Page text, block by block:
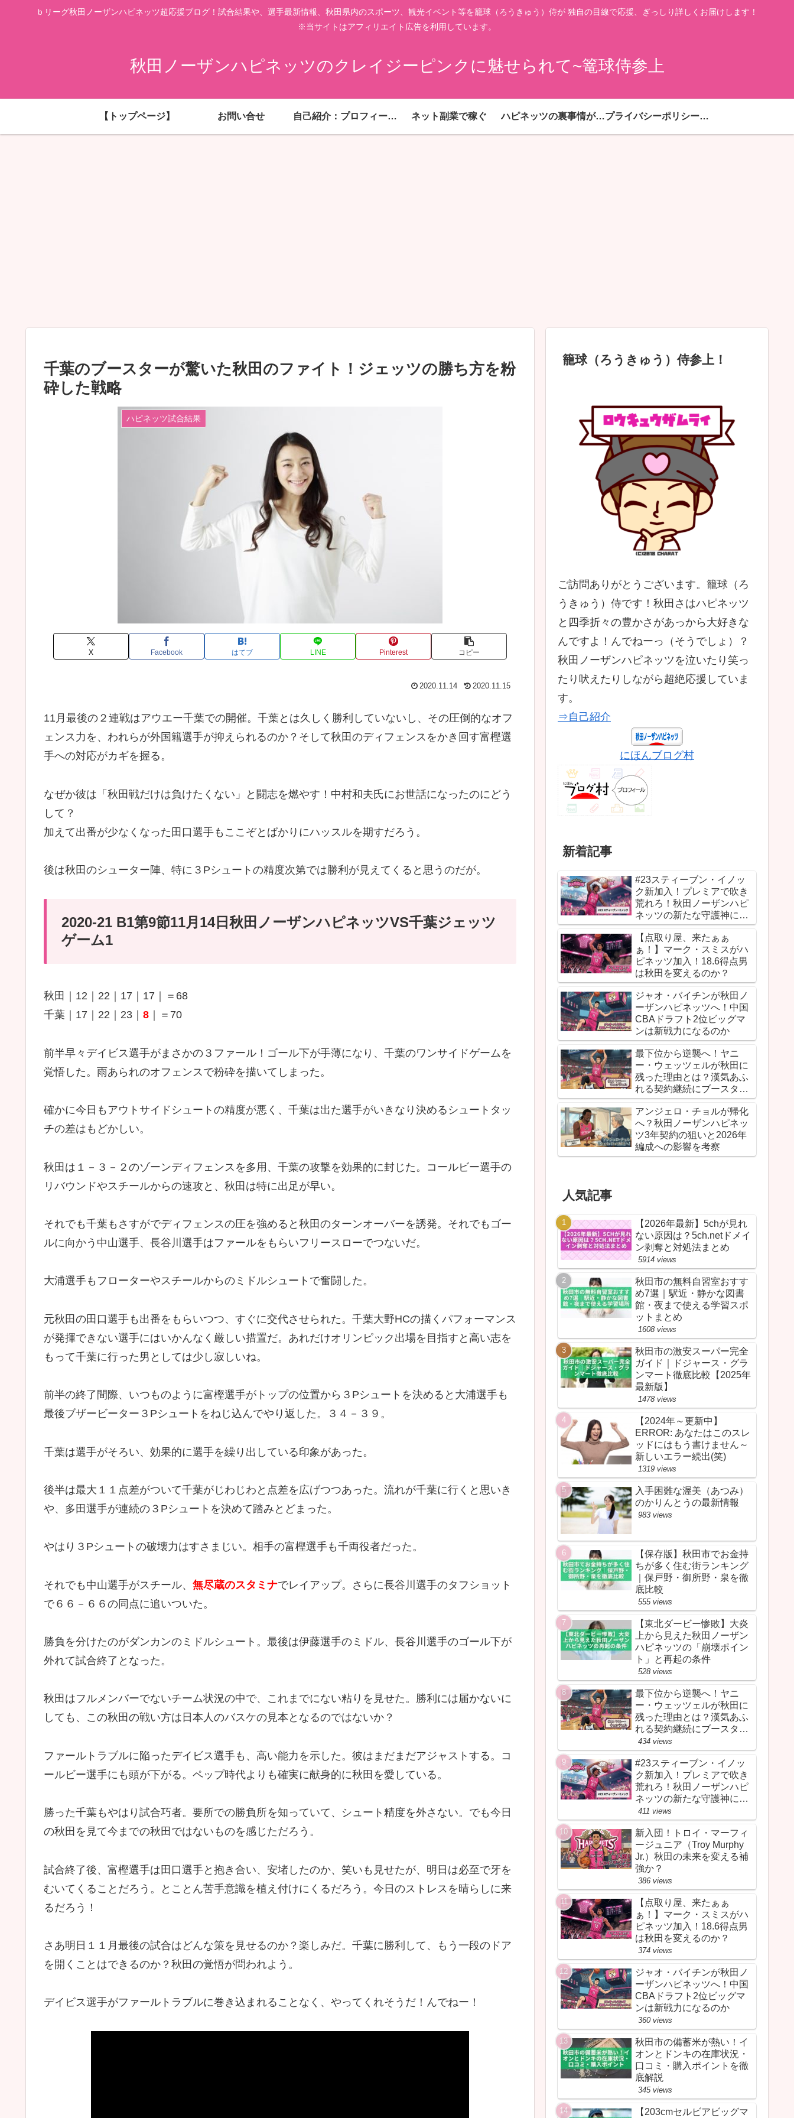
ｂリーグ秋田ノーザンハピネッツ超応援ブログ！試合結果や、選手最新情報、秋田県内のスポーツ、観光イベント等を籠球（ろうきゅう）侍が 独自の目線で応援、ぎっしり詳しくお届けします！
※当サイトはアフィリエイト広告を利用しています。
秋田ノーザンハピネッツのクレイジーピンクに魅せられて~篭球侍参上
【トップページ】 お問い合せ 自己紹介：プロフィール！ ネット副業で稼ぐ ハピネッツの裏事情が満載 プライバシーポリシー・免責事項
千葉のブースターが驚いた秋田のファイト！ジェッツの勝ち方を粉
砕した戦略
ハピネッツ試合結果
X Facebook はてブ LINE Pinterest コピー
2020.11.14 2020.11.15
11月最後の２連戦はアウエー千葉での開催。千葉とは久しく勝利していないし、その圧倒的なオフ
ェンス力を、われらが外国籍選手が抑えられるのか？そして秋田のディフェンスをかき回す富樫選
手への対応がカギを握る。
なぜか彼は「秋田戦だけは負けたくない」と闘志を燃やす！中村和夫氏にお世話になったのにどう
して？
加えて出番が少なくなった田口選手もここぞとばかりにハッスルを期すだろう。
後は秋田のシューター陣、特に３Pシュートの精度次第では勝利が見えてくると思うのだが。
2020-21 B1第9節11月14日秋田ノーザンハピネッツVS千葉ジェッツ
ゲーム1
秋田｜12｜22｜17｜17｜＝68
千葉｜17｜22｜23｜ 8 ｜＝70
前半早々デイビス選手がまさかの３ファール！ゴール下が手薄になり、千葉のワンサイドゲームを
覚悟した。雨あられのオフェンスで粉砕を描いてしまった。
確かに今日もアウトサイドシュートの精度が悪く、千葉は出た選手がいきなり決めるシュートタッ
チの差はもどかしい。
秋田は１－３－２のゾーンディフェンスを多用、千葉の攻撃を効果的に封じた。コールビー選手の
リバウンドやスチールからの速攻と、秋田は特に出足が早い。
それでも千葉もさすがでディフェンスの圧を強めると秋田のターンオーバーを誘発。それでもゴー
ルに向かう中山選手、長谷川選手はファールをもらいフリースローでつないだ。
大浦選手もフローターやスチールからのミドルシュートで奮闘した。
元秋田の田口選手も出番をもらいつつ、すぐに交代させられた。千葉大野HCの描くパフォーマンス
が発揮できない選手にはいかんなく厳しい措置だ。あれだけオリンピック出場を目指すと高い志を
もって千葉に行った男としては少し寂しいね。
前半の終了間際、いつものように富樫選手がトップの位置から３Pシュートを決めると大浦選手も
最後ブザービーター３Pシュートをねじ込んでやり返した。３４－３９。
千葉は選手がそろい、効果的に選手を繰り出している印象があった。
後半は最大１１点差がついて千葉がじわじわと点差を広げつつあった。流れが千葉に行くと思いき
や、多田選手が連続の３Pシュートを決めて踏みとどまった。
やはり３Pシュートの破壊力はすさまじい。相手の富樫選手も千両役者だった。
それでも中山選手がスチール、 無尽蔵のスタミナでレイアップ。さらに長谷川選手のタフショット
で６６－６６の同点に追いついた。
勝負を分けたのがダンカンのミドルシュート。最後は伊藤選手のミドル、長谷川選手のゴール下が
外れて試合終了となった。
秋田はフルメンバーでないチーム状況の中で、これまでにない粘りを見せた。勝利には届かないに
しても、この秋田の戦い方は日本人のバスケの見本となるのではないか？
ファールトラブルに陥ったデイビス選手も、高い能力を示した。彼はまだまだアジャストする。コ
ールビー選手にも頭が下がる。ペップ時代よりも確実に献身的に秋田を愛している。
勝った千葉もやはり試合巧者。要所での勝負所を知っていて、シュート精度を外さない。でも今日
の秋田を見て今までの秋田ではないものを感じただろう。
試合終了後、富樫選手は田口選手と抱き合い、安堵したのか、笑いも見せたが、明日は必至で牙を
むいてくることだろう。とことん苦手意識を植え付けにくるだろう。今日のストレスを晴らしに来
るだろう！
さあ明日１１月最後の試合はどんな策を見せるのか？楽しみだ。千葉に勝利して、もう一段のドア
を開くことはできるのか？秋田の覚悟が問われよう。
デイビス選手がファールトラブルに巻き込まれることなく、やってくれそうだ！んでねー！
籠球（ろうきゅう）侍参上！
ご訪問ありがとうございます。籠球（ろ
うきゅう）侍です！秋田さはハピネッツ
と四季折々の豊かさがあっから大好きな
んですよ！んでねーっ（そうでしょ）？
秋田ノーザンハピネッツを泣いたり笑っ
たり吠えたりしながら超絶応援していま
す。
⇒自己紹介
にほんブログ村
新着記事
#23スティーブン・イノッ
ク新加入！プレミアで吹き
荒れろ！秋田ノーザンハピ
ネッツの新たな守護神にな
るか
【点取り屋、来たぁぁ
ぁ！】マーク・スミスがハ
ピネッツ加入！18.6得点男
は秋田を変えるのか？
ジャオ・バイチンが秋田ノ
ーザンハピネッツへ！中国
CBAドラフト2位ビッグマ
ンは新戦力になるのか
最下位から逆襲へ！ヤニ
ー・ウェッツェルが秋田に
残った理由とは？漢気あふ
れる契約継続にブースター
が胸を熱くしたワケ
アンジェロ・チョルが帰化
へ？秋田ノーザンハピネッ
ツ3年契約の狙いと2026年
編成への影響を考察
人気記事
【2026年最新】5chが見れ
ない原因は？5ch.netドメイ
ン剥奪と対処法まとめ
5914 views
秋田市の無料自習室おすす
め7選｜駅近・静かな図書
館・夜まで使える学習スポ
ットまとめ
1608 views
秋田市の激安スーパー完全
ガイド｜ドジャース・グラ
ンマート徹底比較【2025年
最新版】
1478 views
【2024年～更新中】
ERROR: あなたはこのスレ
ッドにはもう書けません～
新しいエラー続出(笑)
1319 views
入手困難な渥美（あつみ）
のかりんとうの最新情報
983 views
【保存版】秋田市でお金持
ちが多く住む街ランキング
｜保戸野・御所野・泉を徹
底比較
555 views
【東北ダービー惨敗】大炎
上から見えた秋田ノーザン
ハピネッツの「崩壊ポイン
ト」と再起の条件
528 views
最下位から逆襲へ！ヤニ
ー・ウェッツェルが秋田に
残った理由とは？漢気あふ
れる契約継続にブースター
が胸を熱くしたワケ
434 views
#23スティーブン・イノッ
ク新加入！プレミアで吹き
荒れろ！秋田ノーザンハピ
ネッツの新たな守護神にな
るか
411 views
新入団！トロイ・マーフィ
ージュニア（Troy Murphy
Jr.）秋田の未来を変える補
強か？
386 views
【点取り屋、来たぁぁ
ぁ！】マーク・スミスがハ
ピネッツ加入！18.6得点男
は秋田を変えるのか？
374 views
ジャオ・バイチンが秋田ノ
ーザンハピネッツへ！中国
CBAドラフト2位ビッグマ
ンは新戦力になるのか
360 views
秋田市の備蓄米が熱い！イ
オンとドンキの在庫状況・
口コミ・購入ポイントを徹
底解説
345 views
【203cmセルビアビッグマ